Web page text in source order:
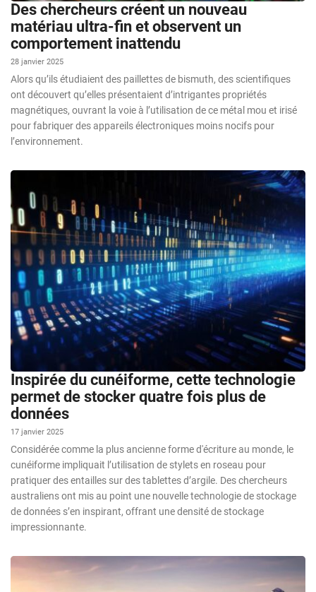
Des chercheurs créent un nouveau
matériau ultra-fin et observent un
comportement inattendu
28 janvier 2025
Alors qu’ils étudiaient des paillettes de bismuth, des scientifiques
ont découvert qu’elles présentaient d’intrigantes propriétés
magnétiques, ouvrant la voie à l’utilisation de ce métal mou et irisé
pour fabriquer des appareils électroniques moins nocifs pour
l’environnement.
Inspirée du cunéiforme, cette technologie
permet de stocker quatre fois plus de
données
17 janvier 2025
Considérée comme la plus ancienne forme d'écriture au monde, le
cunéiforme impliquait l’utilisation de stylets en roseau pour
pratiquer des entailles sur des tablettes d’argile. Des chercheurs
australiens ont mis au point une nouvelle technologie de stockage
de données s’en inspirant, offrant une densité de stockage
impressionnante.